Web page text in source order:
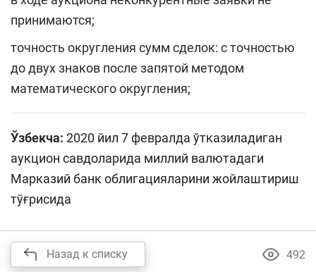
принимаются;
точность округления сумм сделок: с точностью
до двух знаков после запятой методом
математического округления;
Ўзбекча: 2020 йил 7 февралда ўтказиладиган
аукцион савдоларида миллий валютадаги
Марказий банк облигацияларини жойлаштириш
тўғрисида
Назад к списку 492